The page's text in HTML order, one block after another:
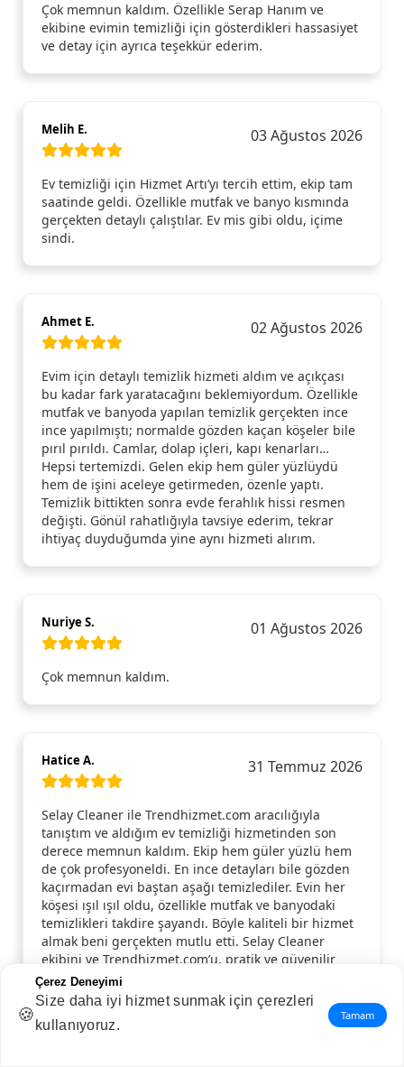
Çok memnun kaldım. Özellikle Serap Hanım ve
ekibine evimin temizliği için gösterdikleri hassasiyet
ve detay için ayrıca teşekkür ederim.
Melih E. 03 Ağustos 2026
Ev temizliği için Hizmet Artı’yı tercih ettim, ekip tam
saatinde geldi. Özellikle mutfak ve banyo kısmında
gerçekten detaylı çalıştılar. Ev mis gibi oldu, içime
sindi.
Ahmet E. 02 Ağustos 2026
Evim için detaylı temizlik hizmeti aldım ve açıkçası
bu kadar fark yaratacağını beklemiyordum. Özellikle
mutfak ve banyoda yapılan temizlik gerçekten ince
ince yapılmıştı; normalde gözden kaçan köşeler bile
pırıl pırıldı. Camlar, dolap içleri, kapı kenarları…
Hepsi tertemizdi. Gelen ekip hem güler yüzlüydü
hem de işini aceleye getirmeden, özenle yaptı.
Temizlik bittikten sonra evde ferahlık hissi resmen
değişti. Gönül rahatlığıyla tavsiye ederim, tekrar
ihtiyaç duyduğumda yine aynı hizmeti alırım.
Nuriye S. 01 Ağustos 2026
Çok memnun kaldım.
Hatice A. 31 Temmuz 2026
Selay Cleaner ile Trendhizmet.com aracılığıyla
tanıştım ve aldığım ev temizliği hizmetinden son
derece memnun kaldım. Ekip hem güler yüzlü hem
de çok profesyoneldi. En ince detayları bile gözden
kaçırmadan evi baştan aşağı temizlediler. Evin her
köşesi ışıl ışıl oldu, özellikle mutfak ve banyodaki
temizlikleri takdire şayandı. Böyle kaliteli bir hizmet
almak beni gerçekten mutlu etti. Selay Cleaner
ekibini ve Trendhizmet.com’u, pratik ve güvenilir
hizmet arayan herkese tavsiye ederim!
🍪
Çerez Deneyimi
Size daha iyi hizmet sunmak için çerezleri
kullanıyoruz.
Tamam